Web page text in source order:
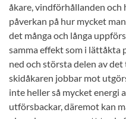
åkare, vindförhållanden och
påverkan på hur mycket
det många och långa
samma effekt som i lättåkta
ned och största delen av
skidåkaren jobbar mot
inte heller så mycket energi
utförsbackar, däremot kan